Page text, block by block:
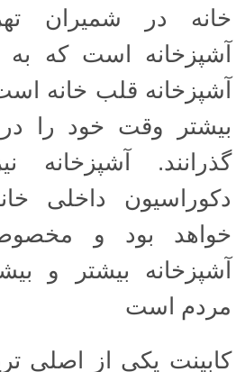
خانه در شمیران
آشپزخانه است که به
آشپزخانه قلب خانه
بیشتر وقت خود را
گذرانند. آشپزخانه
دکوراسیون داخلی
خواهد بود و
آشپزخانه بیشتر و
مردم است
کابینت یکی از اصلی